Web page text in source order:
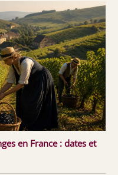
en France : dates et